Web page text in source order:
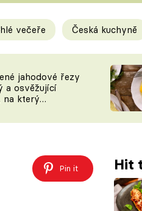
Novinky
ČASOPIS
večeře Česká kuchyně
jahodové řezy
a osvěžující
na který
Pin it Hit